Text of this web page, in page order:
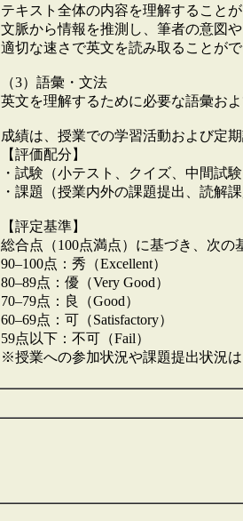
テキスト全体の内容を理解すること
文脈から情報を推測し、筆者の意図
適切な速さで英文を読み取ることが
（3）語彙・文法
英文を理解するために必要な語彙お
成績は、授業での学習活動および定
【評価配分】
・試験（小テスト、クイズ、中間試
・課題（授業内外の課題提出、読解
【評定基準】
総合点（100点満点）に基づき、次の
90–100点：秀（Excellent）
80–89点：優（Very Good）
70–79点：良（Good）
60–69点：可（Satisfactory）
59点以下：不可（Fail）
※授業への参加状況や課題提出状況